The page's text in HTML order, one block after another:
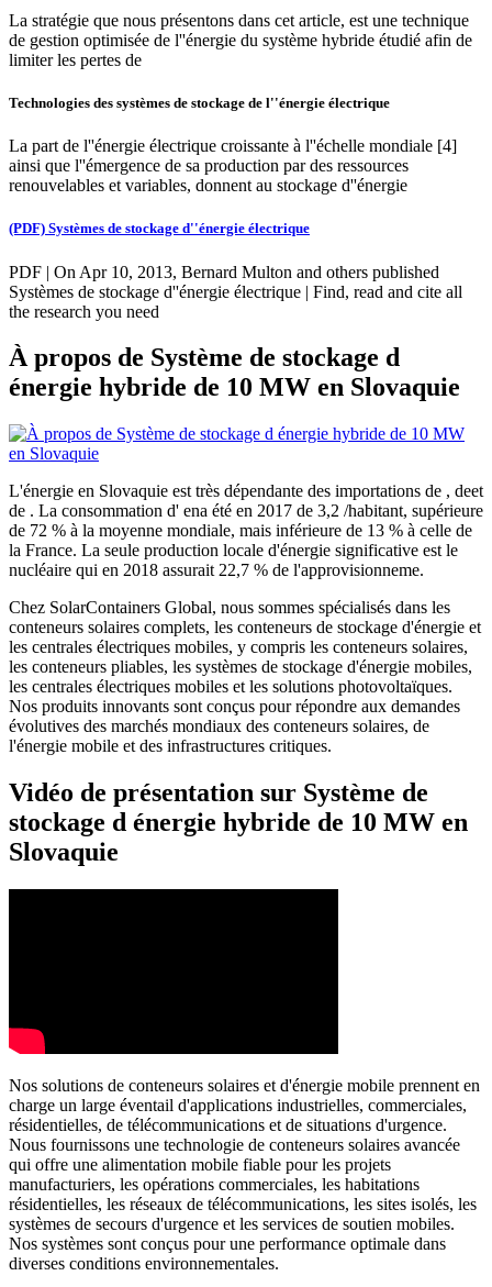
La stratégie que nous présentons dans cet article, est une technique
de gestion optimisée de l''énergie du système hybride étudié afin de
limiter les pertes de
Technologies des systèmes de stockage de l''énergie électrique
La part de l''énergie électrique croissante à l''échelle mondiale [4]
ainsi que l''émergence de sa production par des ressources
renouvelables et variables, donnent au stockage d''énergie
(PDF) Systèmes de stockage d''énergie électrique
PDF | On Apr 10, 2013, Bernard Multon and others published
Systèmes de stockage d''énergie électrique | Find, read and cite all
the research you need
À propos de Système de stockage d
énergie hybride de 10 MW en Slovaquie
L'énergie en Slovaquie est très dépendante des importations de , deet
de . La consommation d' ena été en 2017 de 3,2 /habitant, supérieure
de 72 % à la moyenne mondiale, mais inférieure de 13 % à celle de
la France. La seule production locale d'énergie significative est le
nucléaire qui en 2018 assurait 22,7 % de l'approvisionneme.
Chez SolarContainers Global, nous sommes spécialisés dans les
conteneurs solaires complets, les conteneurs de stockage d'énergie et
les centrales électriques mobiles, y compris les conteneurs solaires,
les conteneurs pliables, les systèmes de stockage d'énergie mobiles,
les centrales électriques mobiles et les solutions photovoltaïques.
Nos produits innovants sont conçus pour répondre aux demandes
évolutives des marchés mondiaux des conteneurs solaires, de
l'énergie mobile et des infrastructures critiques.
Vidéo de présentation sur Système de
stockage d énergie hybride de 10 MW en
Slovaquie
Nos solutions de conteneurs solaires et d'énergie mobile prennent en
charge un large éventail d'applications industrielles, commerciales,
résidentielles, de télécommunications et de situations d'urgence.
Nous fournissons une technologie de conteneurs solaires avancée
qui offre une alimentation mobile fiable pour les projets
manufacturiers, les opérations commerciales, les habitations
résidentielles, les réseaux de télécommunications, les sites isolés, les
systèmes de secours d'urgence et les services de soutien mobiles.
Nos systèmes sont conçus pour une performance optimale dans
diverses conditions environnementales.